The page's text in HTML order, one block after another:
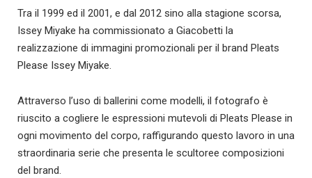
Tra il 1999 ed il 2001, e dal 2012 sino alla stagione scorsa,
Issey Miyake ha commissionato a Giacobetti la
realizzazione di immagini promozionali per il brand Pleats
Please Issey Miyake.
Attraverso l’uso di ballerini come modelli, il fotografo è
riuscito a cogliere le espressioni mutevoli di Pleats Please in
ogni movimento del corpo, raffigurando questo lavoro in una
straordinaria serie che presenta le scultoree composizioni
del brand.